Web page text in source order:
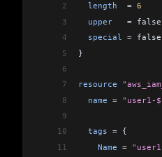
2
  length
  =
6
3
  upper
   =
false
4
  special
= false
5
}
6
7
resource
8
  name
= "user1-
9
10
  tags
= {
11
    Name
=